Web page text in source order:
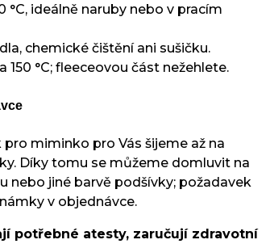
°C, ideálně naruby nebo v pracím
chemické čištění ani sušičku.
150 °C; fleeceovou část nežehlete.
miminko pro Vás šijeme až na
Díky tomu se můžeme domluvit na
nebo jiné barvě podšívky; požadavek
v objednávce.
potřebné atesty, zaručují zdravotní